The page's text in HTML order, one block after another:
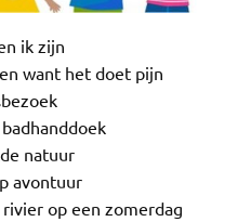
ik zijn
want het doet pijn
natuur
avontuur
op een zomerdag